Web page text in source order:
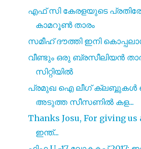
എഫ് സി കേരളയുടെ
കാമറൂൺ താരം
സമീഹ് ദൗത്തി ഇനി
വീണ്ടും ഒരു ബ്രസീലിയൻ
സിറ്റിയിൽ
പ്രമുഖ ഐ ലീഗ്
അടുത്ത സീസണിൽ കള...
Thanks Josu, For giving
ഇന്ത്...